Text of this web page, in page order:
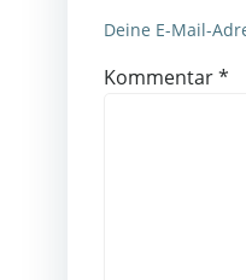
Deine E-Mail-
Kommentar*